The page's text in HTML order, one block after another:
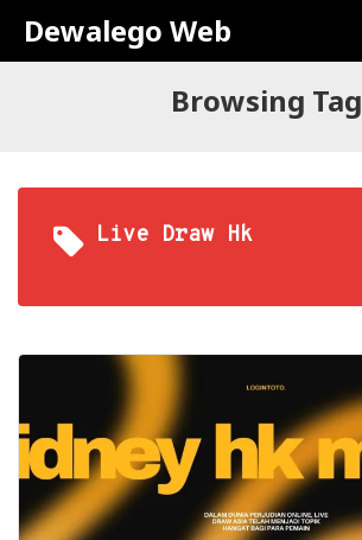
Dewalego Web
Browsing Tag
Live Draw Hk